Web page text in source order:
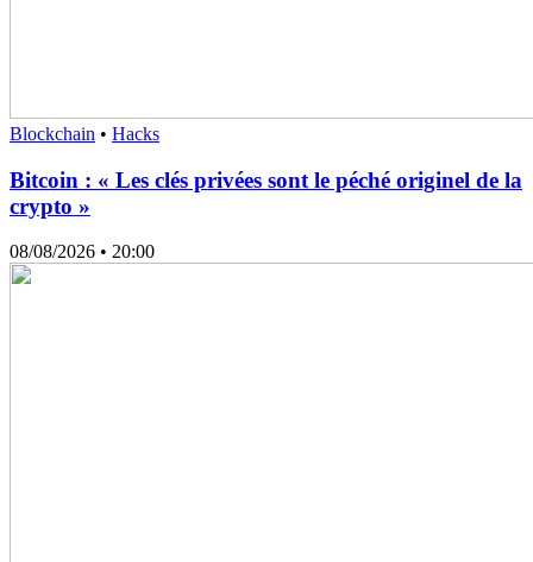
Blockchain • Hacks
Bitcoin : « Les clés privées sont le péché originel de la
crypto »
08/08/2026 • 20:00